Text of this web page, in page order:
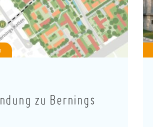
zu Bernings